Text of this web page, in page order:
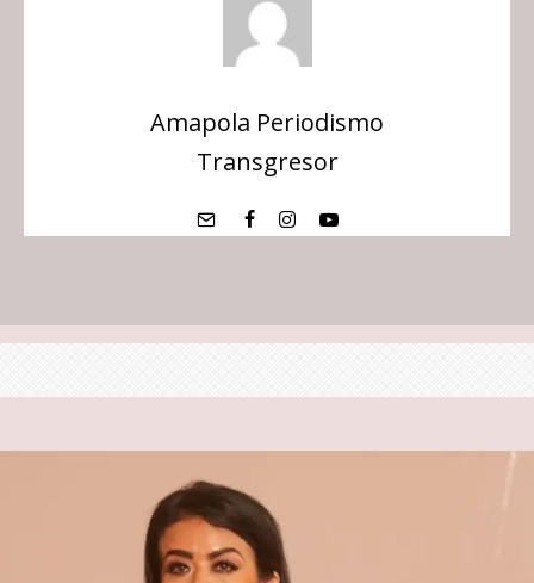
Amapola Periodismo
Transgresor